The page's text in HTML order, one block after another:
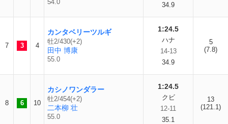
54.0
34.9
7 3 4
カンタベリーツルギ
牡2/430(+2)
田中 博康
55.0
1:24.5
ハナ
14-13
34.9
5
(7.8)
8 6 10
カシノワンダラー
牡2/454(+2)
二本柳 壮
55.0
1:24.5
クビ
12-11
35.1
13
(121.1)